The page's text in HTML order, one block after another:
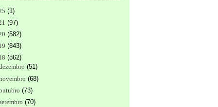
(1 )
(97)
(582)
(843)
(862)
(51)
(68)
(73)
(70)